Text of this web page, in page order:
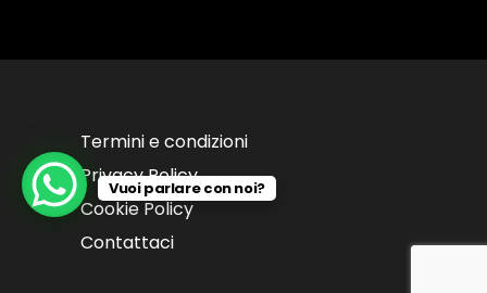
Termini e condizioni
Privacy Policy
Cookie Policy
Contattaci
Vuoi parlare con noi?